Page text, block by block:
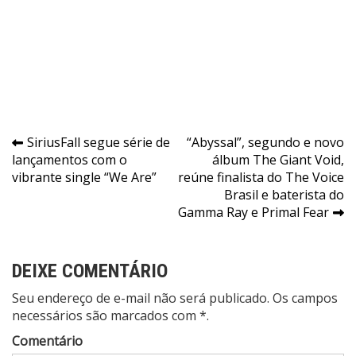
Navegação
de
SiriusFall segue série de
lançamentos com o
vibrante single “We Are”
“Abyssal”, segundo e novo
álbum The Giant Void,
reúne finalista do The Voice
Brasil e baterista do
Gamma Ray e Primal Fear
DEIXE COMENTÁRIO
Seu endereço de e-mail não será publicado. Os campos
necessários são marcados com *.
Comentário